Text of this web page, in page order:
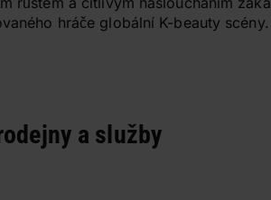
hráče globální K-beauty scény.
a služby